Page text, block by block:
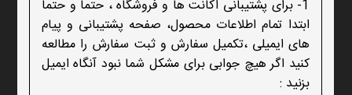
1- برای پشتیبانی اکانت ها و فروشگاه ، حتما و حتما
ابتدا تمام اطلاعات محصول، صفحه پشتیبانی و پیام
های ایمیلی ،تکمیل سفارش و ثبت سفارش را مطالعه
کنید اگر هیچ جوابی برای مشکل شما نبود آنگاه ایمیل
بزنید :